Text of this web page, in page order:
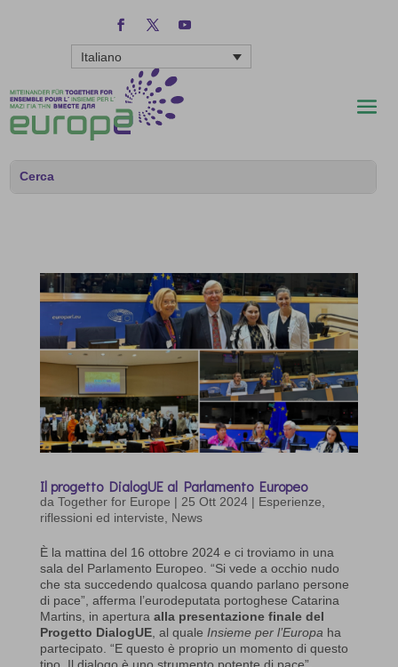
Italiano
Il progetto DialogUE al Parlamento Europeo
da Together for Europe | 25 Ott 2024| Esperienze,
riflessioni ed interviste
News
È la mattina del 16 ottobre 2024 e ci troviamo in una
sala del Parlamento Europeo. “Si vede a occhio nudo
che sta succedendo qualcosa quando parlano persone
di pace”, afferma l’eurodeputata portoghese Catarina
Martins, in apertura alla presentazione finale del
Progetto DialogUE, al quale Insieme per l’Europa ha
partecipato. “E questo è proprio un momento di questo
tipo. Il dialogo è uno strumento potente di pace”,